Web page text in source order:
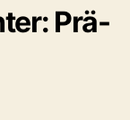
Prä-